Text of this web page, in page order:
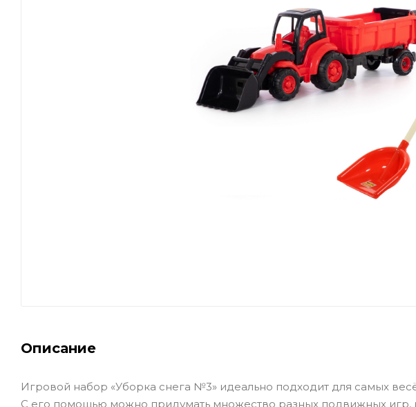
Описание
Игровой набор «Уборка снега №3» идеально подходит для самых
С его помощью можно придумать множество разных подвижных игр,